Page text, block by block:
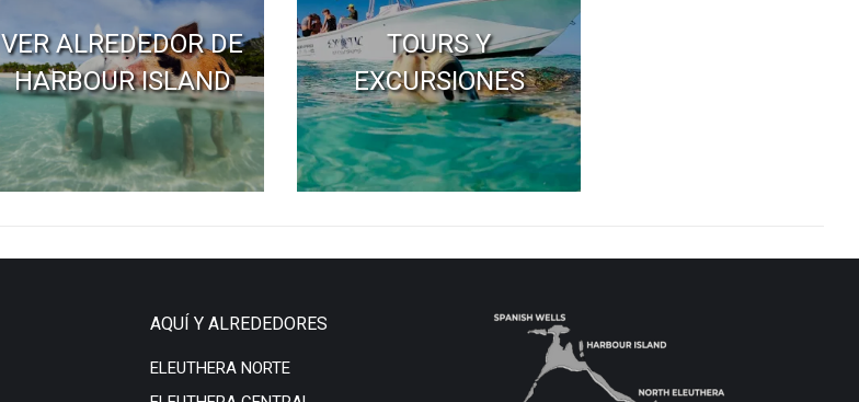
VER ALREDEDOR DE
HARBOUR ISLAND
TOURS Y
EXCURSIONES
AQUÍ Y ALREDEDORES
ELEUTHERA NORTE